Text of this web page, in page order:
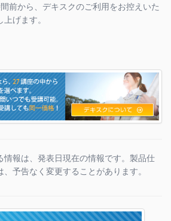
前から、デキスクのご利用をお控えいた
げます。
報は、発表日現在の情報です。製品仕
予告なく変更することがあります。